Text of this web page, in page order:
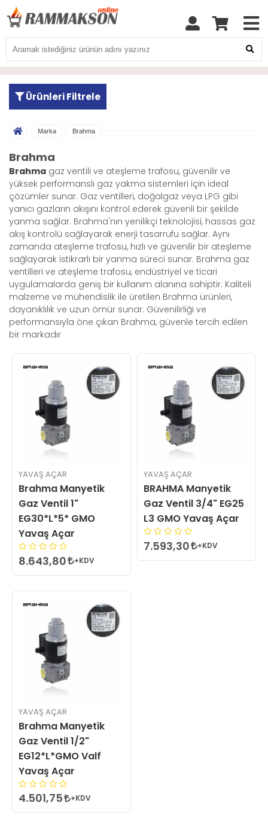
Ürünleri Filtrele
Marka Brahma
Brahma
Brahma gaz ventili ve ateşleme trafosu, güvenilir ve
yüksek performanslı gaz yakma sistemleri için ideal
çözümler sunar. Gaz ventilleri, doğalgaz veya LPG gibi
yanıcı gazların akışını kontrol ederek güvenli bir şekilde
yanma sağlar. Brahma'nın yenilikçi teknolojisi, hassas gaz
akış kontrolü sağlayarak enerji tasarrufu sağlar. Aynı
zamanda ateşleme trafosu, hızlı ve güvenilir bir ateşleme
sağlayarak istikrarlı bir yanma süreci sunar. Brahma gaz
ventilleri ve ateşleme trafosu, endüstriyel ve ticari
uygulamalarda geniş bir kullanım alanına sahiptir. Kaliteli
malzeme ve mühendislik ile üretilen Brahma ürünleri,
dayanıklılık ve uzun ömür sunar. Güvenilirliği ve
performansıyla öne çıkan Brahma, güvenle tercih edilen
bir markadır
YAVAŞ AÇAR
Brahma Manyetik
Gaz Ventil 1"
EG30*L*5* GMO
Yavaş Açar
8.643,80 +KDV
YAVAŞ AÇAR
BRAHMA Manyetik
Gaz Ventil 3/4" EG25
L3 GMO Yavaş Açar
7.593,30 +KDV
YAVAŞ AÇAR
Brahma Manyetik
Gaz Ventil 1/2"
EG12*L*GMO Valf
Yavaş Açar
4.501,75 +KDV